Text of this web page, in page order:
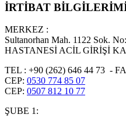
İRTİBAT
MERKEZ :
Sultanorhan Mah. 1122 Sok.
HASTANESİ ACİL GİRİŞİ
TEL : +90 (262) 646 44 73 -
CEP: 0530 774 85 07
CEP: 0507 812 10 77
ŞUBE 1: